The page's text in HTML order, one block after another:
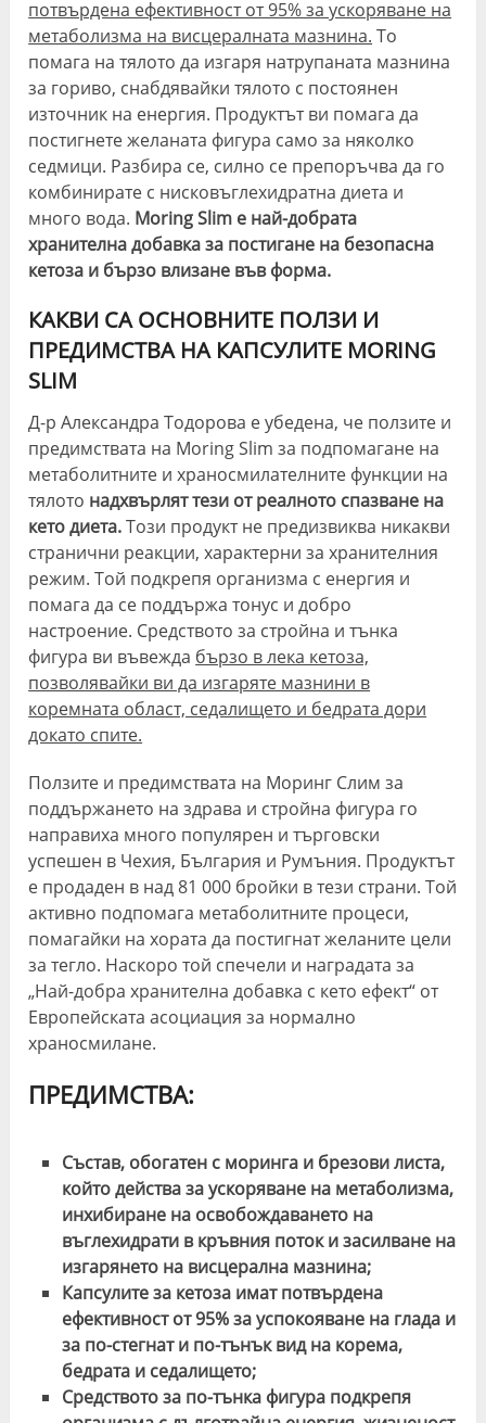
потвърдена ефективност от 95% за ускоряване на
метаболизма на висцералната мазнина. То
помага на тялото да изгаря натрупаната мазнина
за гориво, снабдявайки тялото с постоянен
източник на енергия. Продуктът ви помага да
постигнете желаната фигура само за няколко
седмици. Разбира се, силно се препоръчва да го
комбинирате с нисковъглехидратна диета и
много вода. Moring Slim е най-добрата
хранителна добавка за постигане на безопасна
кетоза и бързо влизане във форма.
КАКВИ СА ОСНОВНИТЕ ПОЛЗИ И
ПРЕДИМСТВА НА КАПСУЛИТЕ MORING
SLIM
Д-р Александра Тодорова е убедена, че ползите и
предимствата на Moring Slim за подпомагане на
метаболитните и храносмилателните функции на
тялото надхвърлят тези от реалното спазване на
кето диета.Този продукт не предизвиква никакви
странични реакции, характерни за хранителния
режим. Той подкрепя организма с енергия и
помага да се поддържа тонус и добро
настроение. Средството за стройна и тънка
фигура ви въвежда бързо в лека кетоза,
позволявайки ви да изгаряте мазнини в
коремната област, седалището и бедрата дори
докато спите.
Ползите и предимствата на Моринг Слим за
поддържането на здрава и стройна фигура го
направиха много популярен и търговски
успешен в Чехия, България и Румъния. Продуктът
е продаден в над 81 000 бройки в тези страни. Той
активно подпомага метаболитните процеси,
помагайки на хората да постигнат желаните цели
за тегло. Наскоро той спечели и наградата за
„Най-добра хранителна добавка с кето ефект“ от
Европейската асоциация за нормално
храносмилане.
ПРЕДИМСТВА:
Състав, обогатен с моринга и брезови листа,
който действа за ускоряване на метаболизма,
инхибиране на освобождаването на
въглехидрати в кръвния поток и засилване на
изгарянето на висцерална мазнина;
Капсулите за кетоза имат потвърдена
ефективност от 95% за успокояване на глада и
за по-стегнат и по-тънък вид на корема,
бедрата и седалището;
Средството за по-тънка фигура подкрепя